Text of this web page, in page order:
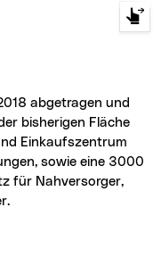
bisherigen Fläche
Einkaufszentrum
sowie eine 3000
für Nahversorger,